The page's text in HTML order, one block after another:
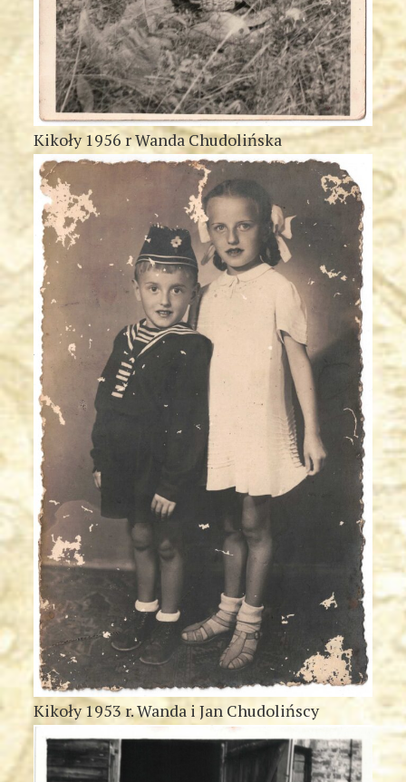
Kikoły 1956 r Wanda Chudolińska
Kikoły 1953 r. Wanda i Jan Chudolińscy